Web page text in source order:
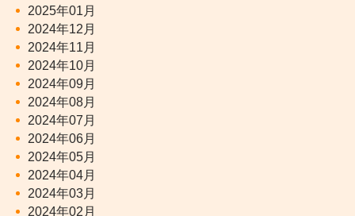
2025年01月
2024年12月
2024年11月
2024年10月
2024年09月
2024年08月
2024年07月
2024年06月
2024年05月
2024年04月
2024年03月
2024年02月